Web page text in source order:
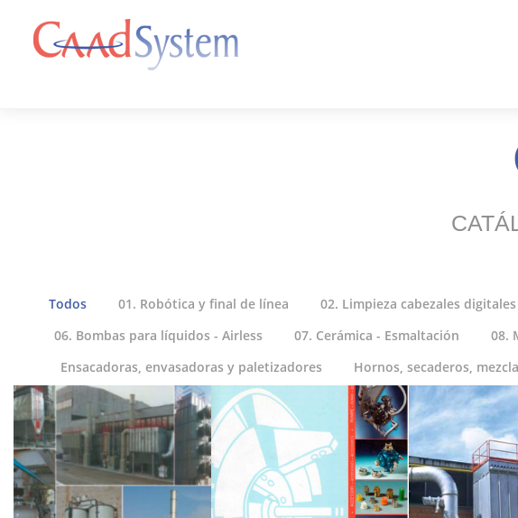
Todos 01. Robótica y final de línea 02. Limpieza cabezales digitales
06. Bombas para líquidos - Airless
07. Cerámica - Esmaltación 08.
Ensacadoras, envasadoras y paletizadores
Hornos, secaderos,